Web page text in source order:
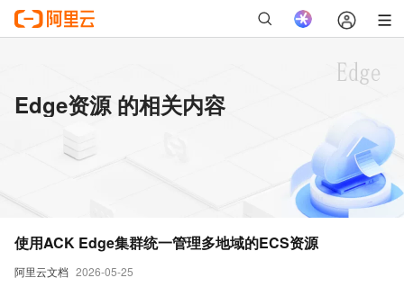
Edge资源 的相关内容
阿里云文档 2026-05-25
使用ACK Edge集群统一管理多地域的ECS资源